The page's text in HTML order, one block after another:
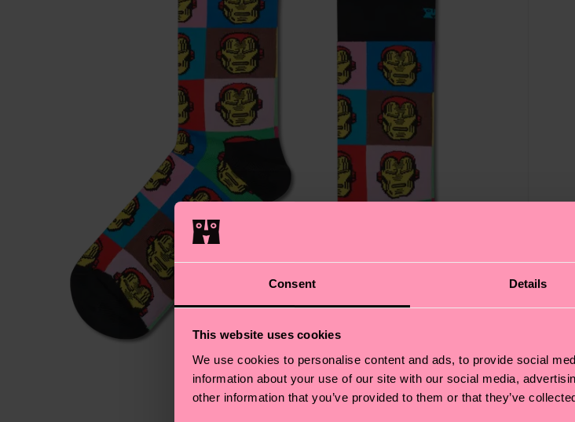
Consent Details
This website uses cookies
We use cookies to personalise content and ads, to provide social
information about your use of our site with our social media,
other information that you’ve provided to them or that they’ve